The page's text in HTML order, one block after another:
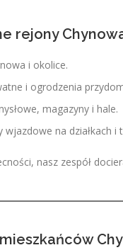
rejony
i okolice.
i ogrodzenia
magazyny i hale.
wjazdowe na działkach i
nasz zespół